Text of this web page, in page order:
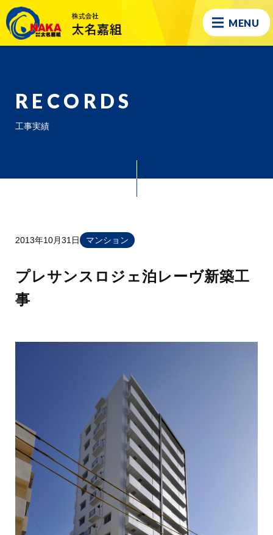
MENU
RECORDS
工事実績
2013年10月31日 マンション
プレサンスロジェ泊レーヴ新築工
事